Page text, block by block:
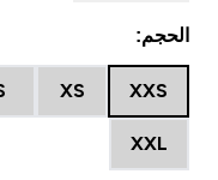
الحجم:
XXS
XS
XXL